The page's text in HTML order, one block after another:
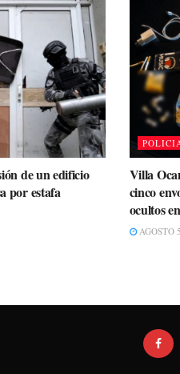
de un edificio
por estafa
Villa
cinco
ocultos
AGOSTO